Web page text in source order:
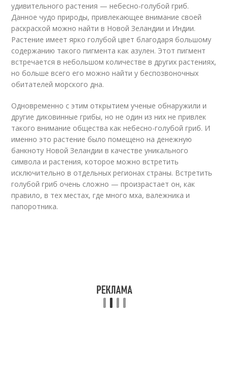
удивительного растения — небесно-голубой гриб.
Данное чудо природы, привлекающее внимание своей
раскраской можно найти в Новой Зеландии и Индии.
Растение имеет ярко голубой цвет благодаря большому
содержанию такого пигмента как азулен. Этот пигмент
встречается в небольшом количестве в других растениях,
но больше всего его можно найти у беспозвоночных
обитателей морского дна.
Одновременно с этим открытием ученые обнаружили и
другие диковинные грибы, но не один из них не привлек
такого внимание общества как небесно-голубой гриб. И
именно это растение было помещено на денежную
банкноту Новой Зеландии в качестве уникального
символа и растения, которое можно встретить
исключительно в отдельных регионах страны. Встретить
голубой гриб очень сложно — произрастает он, как
правило, в тех местах, где много мха, валежника и
папоротника.